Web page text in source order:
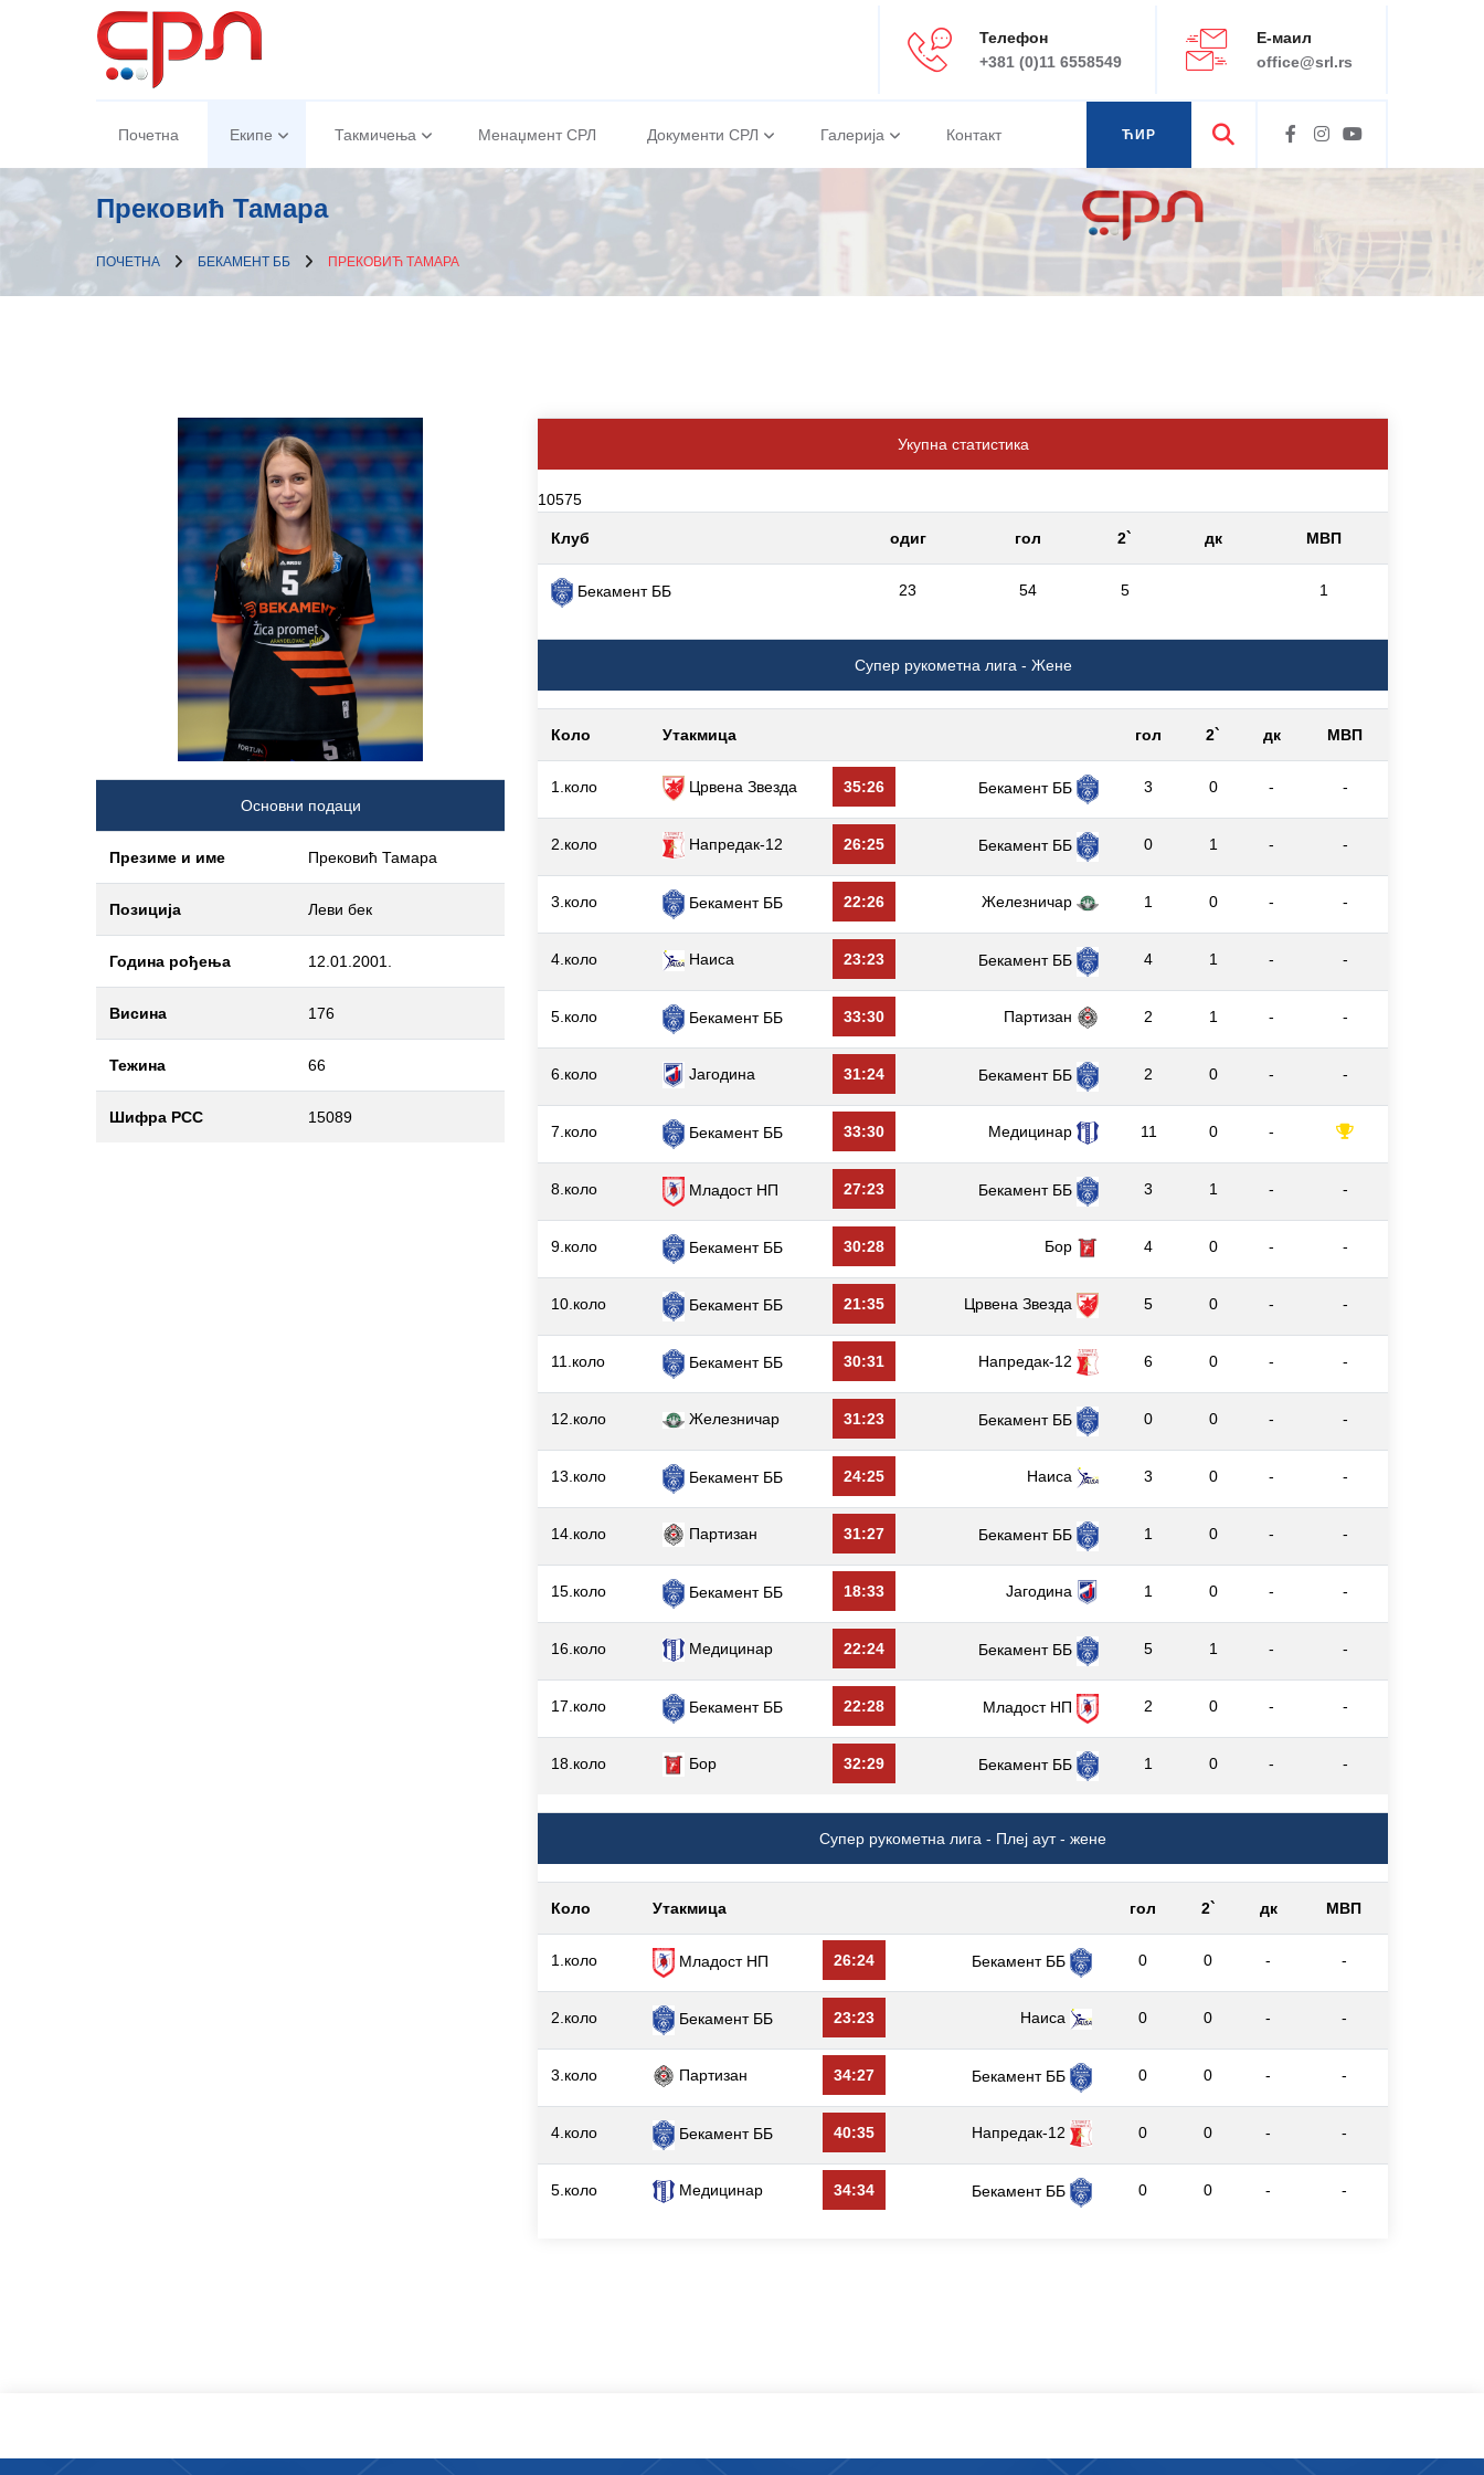
Телефон
+381 (0)11 6558549
Е-маил
office@srl.rs
Почетна Екипе Такмичења Менаџмент СРЛ Документи СРЛ Галерија Контакт
ЋИР
Прековић Тамара
ПОЧЕТНА БЕКАМЕНТ ББ ПРЕКОВИЋ ТАМАРА
Основни подаци
Презиме и име Прековић Тамара
Позиција Леви бек
Година рођења 12.01.2001.
Висина 176
Тежина 66
Шифра РСС 15089
Укупна статистика
10575
Клуб одиг гол 2` дк МВП
Бекамент ББ 23 54 5 1
Супер рукометна лига - Жене
Коло Утакмица гол 2` дк МВП
1.коло Црвена Звезда 35:26 Бекамент ББ 3 0 - -
2.коло Напредак-12 26:25 Бекамент ББ 0 1 - -
3.коло Бекамент ББ 22:26 Железничар 1 0 - -
4.коло Наиса 23:23 Бекамент ББ 4 1 - -
5.коло Бекамент ББ 33:30 Партизан 2 1 - -
6.коло Јагодина 31:24 Бекамент ББ 2 0 - -
7.коло Бекамент ББ 33:30 Медицинар 11 0 -
8.коло Младост НП 27:23 Бекамент ББ 3 1 - -
9.коло Бекамент ББ 30:28 Бор 4 0 - -
10.коло Бекамент ББ 21:35 Црвена Звезда 5 0 - -
11.коло Бекамент ББ 30:31 Напредак-12 6 0 - -
12.коло Железничар 31:23 Бекамент ББ 0 0 - -
13.коло Бекамент ББ 24:25 Наиса 3 0 - -
14.коло Партизан 31:27 Бекамент ББ 1 0 - -
15.коло Бекамент ББ 18:33 Јагодина 1 0 - -
16.коло Медицинар 22:24 Бекамент ББ 5 1 - -
17.коло Бекамент ББ 22:28 Младост НП 2 0 - -
18.коло Бор 32:29 Бекамент ББ 1 0 - -
Супер рукометна лига - Плеј аут - жене
Коло Утакмица гол 2` дк МВП
1.коло Младост НП 26:24 Бекамент ББ 0 0 - -
2.коло Бекамент ББ 23:23 Наиса 0 0 - -
3.коло Партизан 34:27 Бекамент ББ 0 0 - -
4.коло Бекамент ББ 40:35 Напредак-12 0 0 - -
5.коло Медицинар 34:34 Бекамент ББ 0 0 - -